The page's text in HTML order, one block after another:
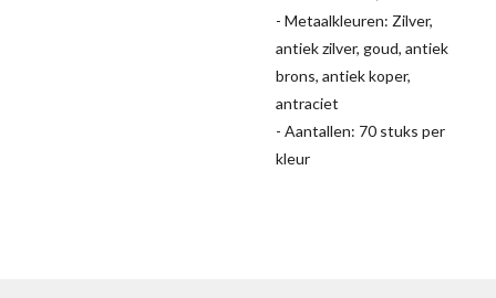
- Metaalkleuren: Zilver,
antiek zilver, goud, antiek
brons, antiek koper,
antraciet
- Aantallen: 70 stuks per
kleur